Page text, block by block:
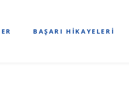
BAŞARI HIKAYELERI